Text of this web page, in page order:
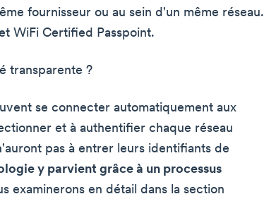
fournisseur ou au sein d'un même réseau.
WiFi Certified Passpoint.
transparente ?
se connecter automatiquement aux
et à authentifier chaque réseau
pas à entrer leurs identifiants de
y parvient grâce à un processus
examinerons en détail dans la section